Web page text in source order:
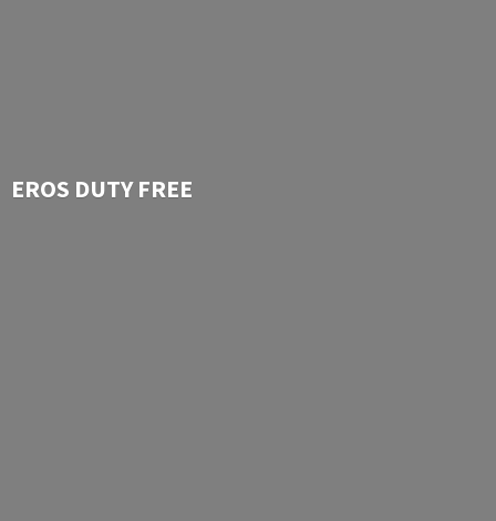
EROS DUTY FREE